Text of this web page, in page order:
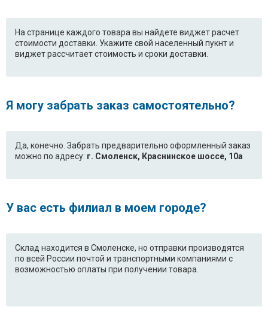
На странице каждого товара вы найдете виджет расчет
стоимости доставки. Укажите свой населенный пукнт и
виджет рассчитает стоимость и сроки доставки.
Я могу забрать заказ самостоятельно?
Да, конечно. Забрать предварительно оформленный заказ
можно по адресу: г. Смоленск, Краснинское шоссе, 10а
У вас есть филиал в моем городе?
Склад находится в Смоленске, но отправки производятся
по всей России почтой и транспортными компаниями с
возможностью оплаты при получении товара.